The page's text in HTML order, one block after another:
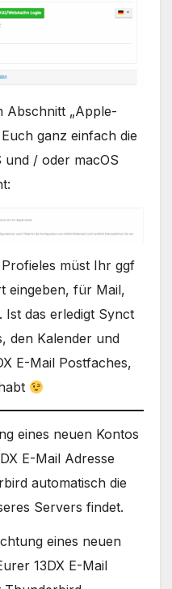
Abschnitt „Apple-
ganz einfach die
/ oder macOS
müst Ihr ggf
eingeben, für Mail,
Ist das erledigt Synct
den Kalender und
E-Mail Postfaches,
eines neuen Kontos
E-Mail Adresse
automatisch die
Servers findet.
eines neuen
13DX E-Mail